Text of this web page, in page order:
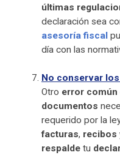
últimas
declaración sea
asesoría fiscal
día con las
No conservar
Otro error común
documentos
requerido por la
facturas, recibos
respalde tu